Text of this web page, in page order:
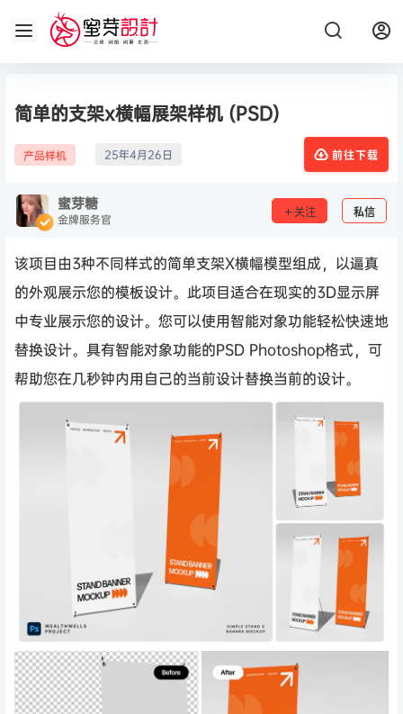
简单的支架x横幅展架样机 (PSD)
产品样机 25年4月26日 前往下载
蜜芽糖
金牌服务官 关注 私信
该项目由3种不同样式的简单支架X横幅模型组成，以逼真
的外观展示您的模板设计。此项目适合在现实的3D显示屏
中专业展示您的设计。您可以使用智能对象功能轻松快速地
替换设计。具有智能对象功能的PSD Photoshop格式，可
帮助您在几秒钟内用自己的当前设计替换当前的设计。